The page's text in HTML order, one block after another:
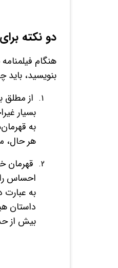
دو نکته
هنگام
بنویسید، باید
از
بسیار
به
هر حال،
قهرمان
احساس
به عبارت
داستان
بیش از